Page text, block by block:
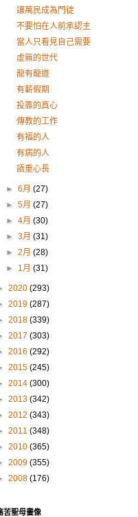
讓萬民成為門徒
不要怕在人前承認主
當人只看見自己需要
虛無的世代
龍有龍道
有薪假期
投靠的真心
傳教的工作
有福的人
有病的人
語重心長
►6月(27)
►5月(27)
►4月(30)
►3月(31)
►2月(28)
► 1月(31)
2020 (293)
2019 (287)
2018 (339)
2017 (303)
2016 (292)
2015 (245)
2014 (300)
2013 (342)
2012 (343)
2011 (348)
2010 (365)
2009 (355)
2008 (176)
苦聖母畫像